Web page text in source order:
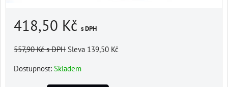
418,50 Kč s DPH
557,90 Kčs DPH Sleva 139,50 Kč
Dostupnost: Skladem